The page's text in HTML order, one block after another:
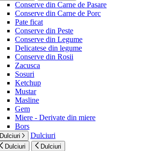
Conserve din Carne de Pasare
Conserve din Carne de Porc
Pate ficat
Conserve din Peste
Conserve din Legume
Delicatese din legume
Conserve din Rosii
Zacusca
Sosuri
Ketchup
Mustar
Masline
Gem
Miere - Derivate din miere
Bors
Dulciuri Dulciuri
Dulciuri Dulciuri